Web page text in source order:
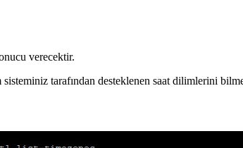
verecektir.
tarafından desteklenen saat dilimlerini